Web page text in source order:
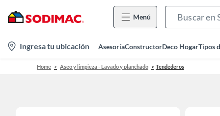
Menú
location-
icon
Ingresa tu ubicación AsesoríaConstructorDeco HogarTipos
Home Aseo y limpieza - Lavado y planchado Tendederos